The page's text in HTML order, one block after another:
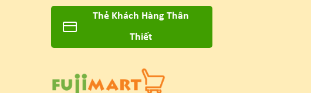
Thẻ Khách Hàng Thân
Thiết